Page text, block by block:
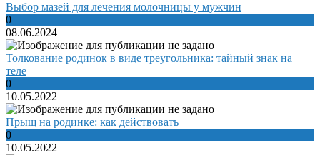
Выбор мазей для лечения молочницы у мужчин
0
08.06.2024
Толкование родинок в виде треугольника: тайный знак на
теле
0
10.05.2022
Прыщ на родинке: как действовать
0
10.05.2022